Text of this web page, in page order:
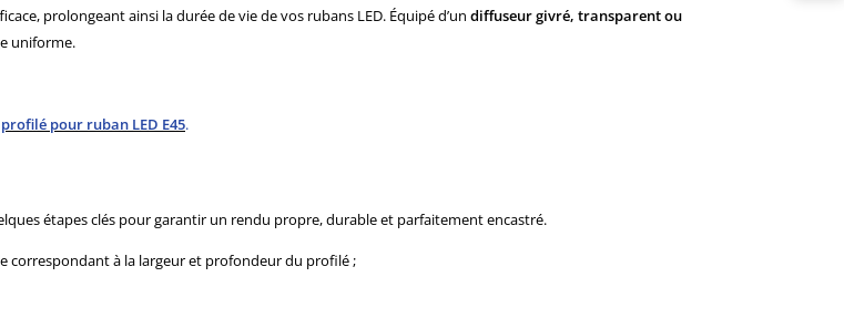
prolongeant ainsi la durée de vie de vos rubans LED. Équipé d’un diffuseur givré, transparent ou
uniforme.
profilé pour ruban LED E45.
étapes clés pour garantir un rendu propre, durable et parfaitement encastré.
correspondant à la largeur et profondeur du profilé ;